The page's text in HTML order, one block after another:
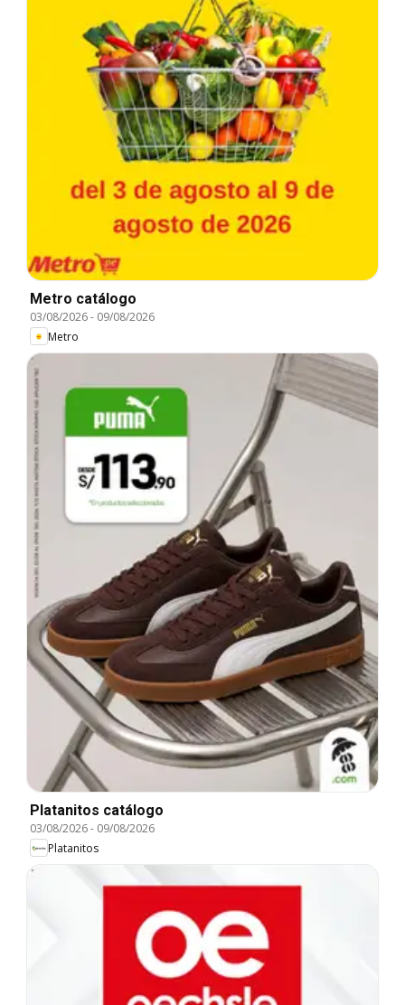
Metro catálogo
03/08/2026- 09/08/2026
Metro
Platanitos catálogo
03/08/2026- 09/08/2026
Platanitos